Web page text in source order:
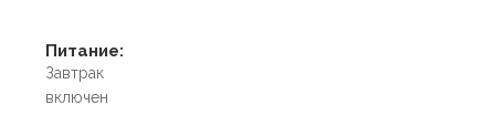
Питание:
Завтрак
включен